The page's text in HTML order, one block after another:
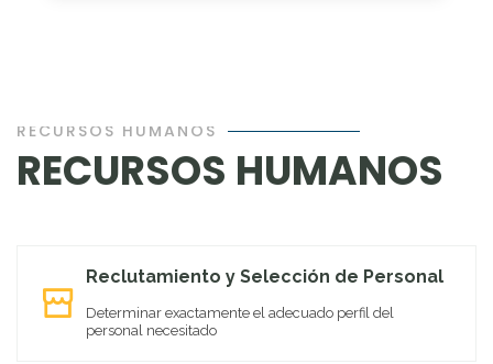
RECURSOS HUMANOS
RECURSOS HUMANOS
Reclutamiento y Selección de Personal
Determinar exactamente el adecuado perfil del
personal necesitado